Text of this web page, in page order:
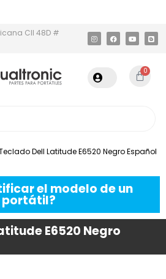
Cll 48D #
0
Dell Latitude E6520 Negro Español
el modelo de un
portátil?
E6520 Negro